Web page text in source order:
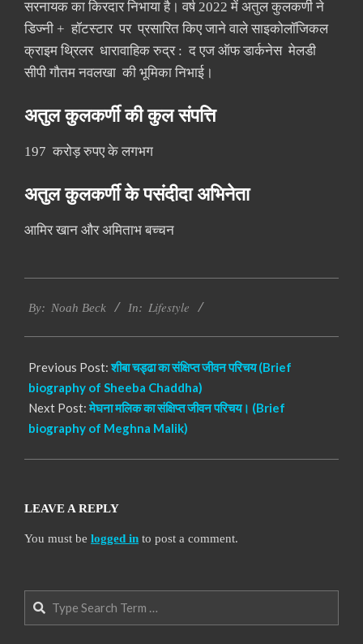
सरनायक का किरदार निभाया है। वर्ष 2022 में अतुल कुलकर्णी ने
डिज्नी + हॉटस्टार पर प्रसारित किए जाने वाले साइकोलॉजिकल
क्राइम थ्रिलर धारावाहिक रुद्र : द एज ऑफ डार्कनेस मेलडी
सीपी गौतम नवलखा की भूमिका निभाई।
अतुल कुलकर्णी की कुल संपत्ति
197 करोड़ रुपए के लगभग
अतुल कुलकर्णी के पसंदीदा अभिनेता
आमिर खान और अमिताभ बच्चन
10-
By: Noah Beck In: Lifestyle
Previous Post:शीबा चड्ढा का संक्षिप्त जीवन परिचय (Brief
biography of Sheeba Chaddha)
Next Post:मेघना मलिक का संक्षिप्त जीवन परिचय। (Brief
biography of Meghna Malik)
LEAVE A REPLY
You must be logged in to post a comment.
Search